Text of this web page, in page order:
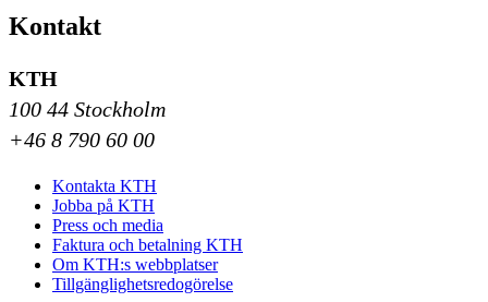
Kontakt
KTH
100 44 Stockholm
+46 8 790 60 00
Kontakta KTH
Jobba på KTH
Press och media
Faktura och betalning KTH
Om KTH:s webbplatser
Tillgänglighetsredogörelse